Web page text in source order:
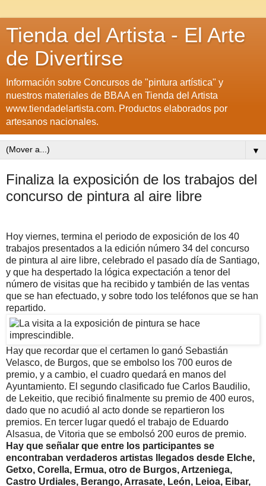
Tienda del Artista - El Arte
de Divertirse
Información sobre Concursos de "pintura artística" y
nuestros materiales de BBAA en Tienda del Artista
www.tiendadelartista.com. Productos elaborados por
artesanos nacionales.
▼
Finaliza la exposición de los trabajos del
concurso de pintura al aire libre
Hoy viernes, termina el periodo de exposición de los 40
trabajos presentados a la edición número 34 del concurso
de pintura al aire libre, celebrado el pasado día de Santiago,
y que ha despertado la lógica expectación a tenor del
número de visitas que ha recibido y también de las ventas
que se han efectuado, y sobre todo los teléfonos que se han
repartido.
Hay que recordar que el certamen lo ganó Sebastián
Velasco, de Burgos, que se embolso los 700 euros de
premio, y a cambio, el cuadro quedará en manos del
Ayuntamiento. El segundo clasificado fue Carlos Baudilio,
de Lekeitio, que recibió finalmente su premio de 400 euros,
dado que no acudió al acto donde se repartieron los
premios. En tercer lugar quedó el trabajo de Eduardo
Alsasua, de Vitoria que se embolsó 200 euros de premio.
Hay que señalar que entre los participantes se
encontraban verdaderos artistas llegados desde Elche,
Getxo, Corella, Ermua, otro de Burgos, Artzeniega,
Castro Urdiales, Berango, Arrasate, León, Leioa, Eibar,